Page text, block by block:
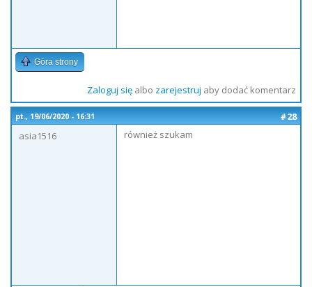
Góra strony
Zaloguj sięalbo zarejestruj aby dodać komentarz
pt., 19/06/2020 - 16:31
#28
asia1516
również szukam